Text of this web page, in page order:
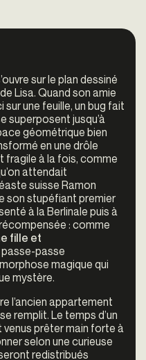
sur le plan dessiné
Lisa. Quand son amie
sur une feuille, un bug fait
superposent jusqu’à
géométrique bien
en une drôle
fragile à la fois, comme
attendait
suisse Ramon
son stupéfiant premier
à la Berlinale puis à
: comme
fille et
passe
magique qui
mystère.
l’ancien appartement
remplit. Le temps d’un
prêter main forte à
selon une curieuse
redistribués